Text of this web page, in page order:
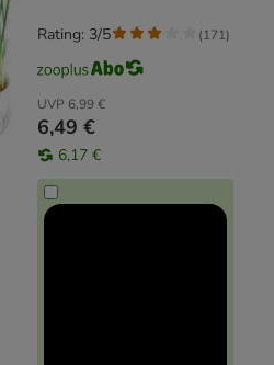
UVP 6,99 €
6,49 €
6,17 €
Rating: 3/5 (171)